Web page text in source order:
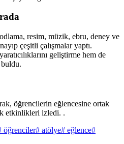
resim, müzik, ebru, deney ve
çeşitli çalışmalar yaptı.
geliştirme hem de
buldu.
öğrencilerin eğlencesine ortak
etkinlikleri izledi. .
öğrenciler# atölye# eğlence#